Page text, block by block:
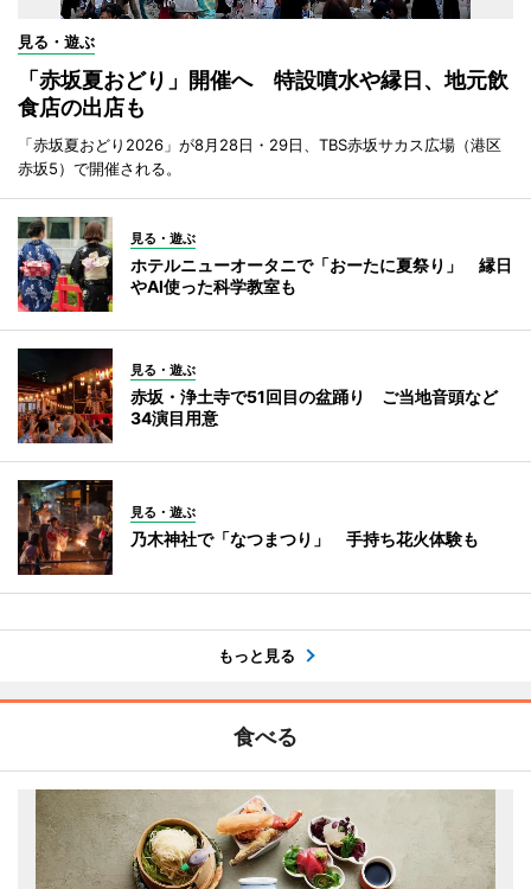
見る・遊ぶ
「赤坂夏おどり」開催へ 特設噴水や縁日、地元飲
食店の出店も
「赤坂夏おどり2026」が8月28日・29日、TBS赤坂サカス広場（港区
赤坂5）で開催される。
見る・遊ぶ
ホテルニューオータニで「おーたに夏祭り」 縁日
やAI使った科学教室も
見る・遊ぶ
赤坂・浄土寺で51回目の盆踊り ご当地音頭など
34演目用意
見る・遊ぶ
乃木神社で「なつまつり」 手持ち花火体験も
もっと見る
食べる